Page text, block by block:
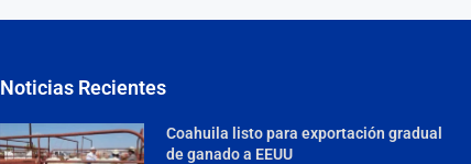
Noticias Recientes
Coahuila listo para exportación gradual
de ganado a EEUU